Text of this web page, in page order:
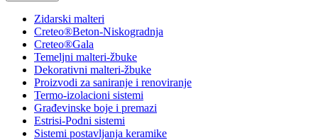
Zidarski malteri
Creteo®Beton-Niskogradnja
Creteo®Gala
Temeljni malteri-žbuke
Dekorativni malteri-žbuke
Proizvodi za saniranje i renoviranje
Termo-izolacioni sistemi
Građevinske boje i premazi
Estrisi-Podni sistemi
Sistemi postavljanja keramike